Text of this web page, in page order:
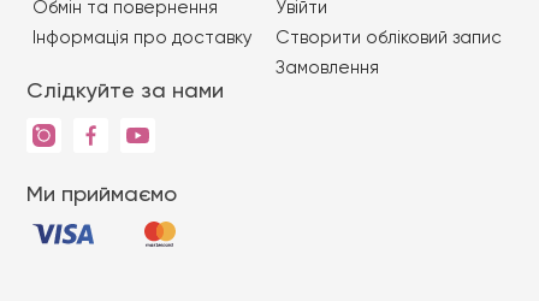
Обмін та повернення
Iнформація про доставку
Слідкуйте за нами
Ми приймаємо
Увійти
Створити обліковий запис
Замовлення